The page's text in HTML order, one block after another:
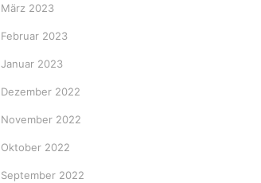
März 2023
Februar 2023
Januar 2023
Dezember 2022
November 2022
Oktober 2022
September 2022